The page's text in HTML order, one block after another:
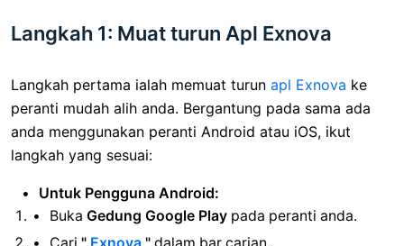
Langkah 1: Muat turun Apl Exnova
Langkah pertama ialah memuat turun apl Exnova ke
peranti mudah alih anda. Bergantung pada sama ada
anda menggunakan peranti Android atau iOS, ikut
langkah yang sesuai:
Untuk Pengguna Android:
Buka Gedung Google Play pada peranti anda.
Cari " Exnova " dalam bar carian.